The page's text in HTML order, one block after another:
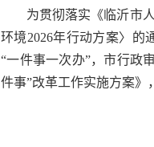
为贯彻落实《临沂市
环境2026年行动方案〉的
“一件事一次办”，市行政
件事”改革工作实施方案》